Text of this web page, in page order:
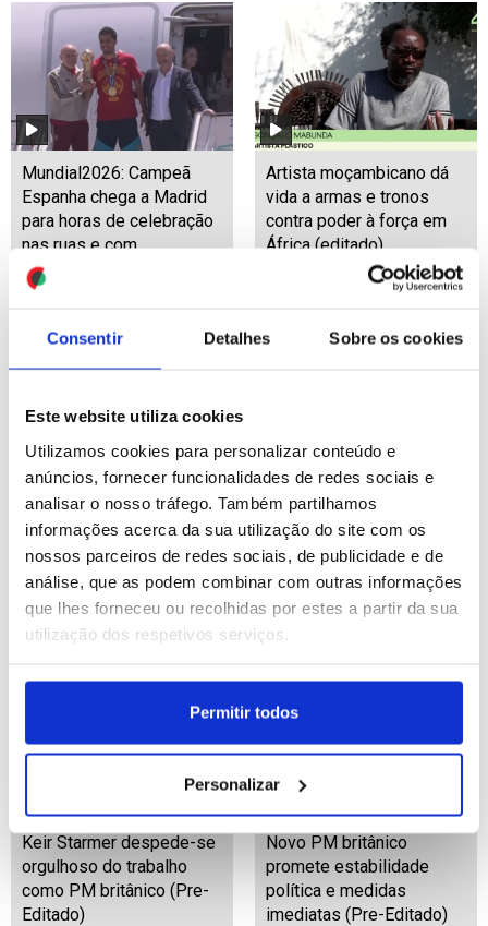
Consentir Detalhes Sobre os cookies
Este website utiliza cookies
Utilizamos cookies para personalizar conteúdo e
anúncios, fornecer funcionalidades de redes sociais e
analisar o nosso tráfego. Também partilhamos
informações acerca da sua utilização do site com os
nossos parceiros de redes sociais, de publicidade e de
análise, que as podem combinar com outras informações
que lhes forneceu ou recolhidas por estes a partir da sua
utilização dos respetivos serviços.
Permitir todos
Personalizar
Mundial2026: Campeã
Espanha chega a Madrid
para horas de celebração
nas ruas e com
autoridades
Artista moçambicano dá
vida a armas e tronos
contra poder à força em
África (editado)
Date: 20/07/2026 17:29
Exames: Alunos
prejudicados poderão
realizar exames em
época especial em
setembro (editado)
ID: 47492459
Keir Starmer despede-se
orgulhoso do trabalho
como PM britânico (Pre-
Editado)
Novo PM britânico
promete estabilidade
política e medidas
imediatas (Pre-Editado)